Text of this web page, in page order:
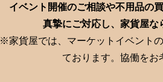
イベント開催のご相談や不用品の
真摯にご対応し、家貨屋な
※家貨屋では、マーケットイベント
ております。協働をお